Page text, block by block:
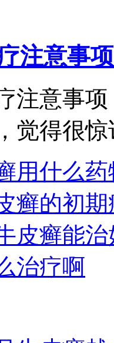
注意事项
注意事
觉得很惊
用什么药
癣的初期
皮癣能治
治疗啊